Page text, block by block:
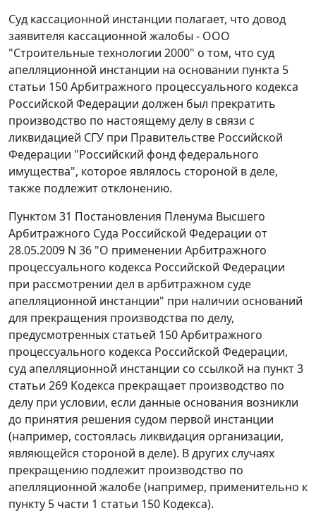
Суд кассационной инстанции полагает, что довод
заявителя кассационной жалобы - ООО
"Строительные технологии 2000" о том, что суд
апелляционной инстанции на основании пункта 5
статьи 150Арбитражного процессуального кодекса
Российской Федерации должен был прекратить
производство по настоящему делу в связи с
ликвидацией СГУ при Правительстве Российской
Федерации "Российский фонд федерального
имущества", которое являлось стороной в деле,
также подлежит отклонению.
Пунктом 31 Постановления Пленума Высшего
Арбитражного Суда Российской Федерации от
28.05.2009 N 36 "О применении Арбитражного
процессуального кодекса Российской Федерации
при рассмотрении дел в арбитражном суде
апелляционной инстанции" при наличии оснований
для прекращения производства по делу,
предусмотренных статьей 150Арбитражного
процессуального кодекса Российской Федерации,
суд апелляционной инстанции со ссылкой на пункт 3
статьи 269 Кодекса прекращает производство по
делу при условии, если данные основания возникли
до принятия решения судом первой инстанции
(например, состоялась ликвидация организации,
являющейся стороной в деле). В других случаях
прекращению подлежит производство по
апелляционной жалобе (например, применительно к
пункту 5 части 1 статьи 150 Кодекса).